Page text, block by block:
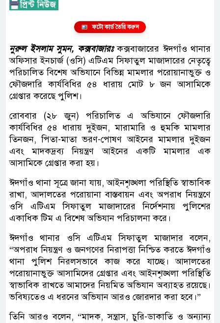
ফটো কার্ড তৈরি করুন
নুরুল ইসলাম সুমন, কক্সবাজারঃকক্সবাজারের ঈদগাঁও থানার
অফিসার ইনচার্জ (ওসি) এটিএম সিফাতুল মাজাদারের নেতৃত্বে
পরিচালিত বিশেষ অভিযানে বিভিন্ন মামলার পরোয়ানাভুক্ত ও
ফৌজদারি কার্যবিধির ৫৪ ধারায় মোট ৮ জন আসামিকে
গ্রেপ্তার করেছে পুলিশ।
রোববার (২৮ জুন) পরিচালিত এ অভিযানে ফৌজদারি
কার্যবিধির ৫৪ ধারায় দুইজন, মারামারি ও হুমকি মামলার
তিনজন, পিতা-মাতা ভরণ-পোষণ আইনের মামলার দুইজন
এবং মাদকদ্রব্য নিয়ন্ত্রণ আইনের একটি মামলার এক
আসামিকে গ্রেপ্তার করা হয়।
ঈদগাঁও থানা সূত্রে জানা যায়, আইনশৃঙ্খলা পরিস্থিতি স্বাভাবিক
রাখা, আদালতের পরোয়ানা বাস্তবায়ন এবং অপরাধ নিয়ন্ত্রণে
ওসি এটিএম সিফাতুল মাজাদারের নির্দেশনায় পুলিশের
একাধিক টিম এ বিশেষ অভিযান পরিচালনা করে।
ঈদগাঁও থানার ওসি এটিএম সিফাতুল মাজাদার বলেন,
“অপরাধ নিয়ন্ত্রণ ও জনগণের নিরাপত্তা নিশ্চিত করতে ঈদগাঁও
থানা পুলিশ নিরলসভাবে কাজ করে যাচ্ছে। আদালতের
পরোয়ানাভুক্ত আসামিদের গ্রেপ্তার এবং আইনশৃঙ্খলা পরিস্থিতি
স্বাভাবিক রাখতে আমাদের নিয়মিত অভিযান অব্যাহত রয়েছে।
ভবিষ্যতেও এ ধরনের অভিযান আরও জোরদার করা হবে।”
তিনি আরও বলেন, “মাদক, সন্ত্রাস, চুরি-ডাকাতি ও অন্যান্য